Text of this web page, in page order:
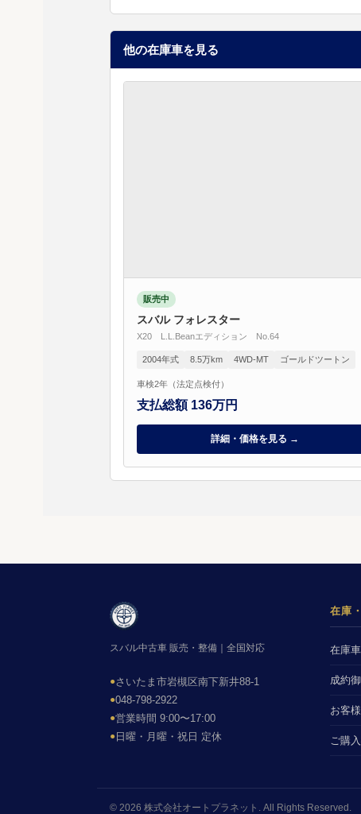
他の在庫車を見る
販売中
スバル フォレスター
X20 L.L.Beanエディション No.64
2004年式 8.5万km 4WD-MT ゴールドツートン
車検2年（法定点検付）
支払総額 136万円
詳細・価格を見る →
スバル中古車 販売・整備｜全国対応
●さいたま市岩槻区南下新井88-1
●048-798-2922
●営業時間 9:00〜17:00
● 日曜・月曜・祝日 定休
在庫
在庫
成約
お客
ご購
© 2026 株式会社オートプラネット. All Rights Reserved.